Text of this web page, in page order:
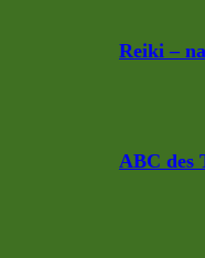
Reiki –
ABC des